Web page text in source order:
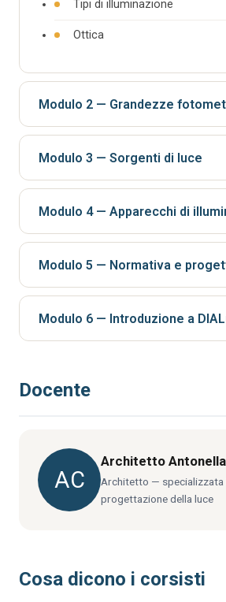
Tipi di illuminazione
Ottica
Modulo 2 — Grandezze
Illuminamento
Luminanza
Strumenti di misura
Modulo 3 — Sorgenti di luce
OLED
Modulo 4 — Apparecchi di
Tipologie per interni e per
Modulo 5 — Normativa e
residenziale, commerciale,
Modulo 6 — Introduzione a
Docente
AC
Architetto
Architetto — specializzata
progettazione della luce
Cosa dicono i corsisti